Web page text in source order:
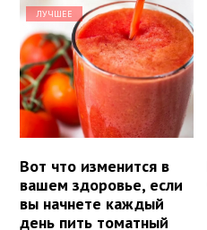
ЛУЧШЕЕ
Вот что изменится в
вашем здоровье, если
вы начнете каждый
день пить томатный